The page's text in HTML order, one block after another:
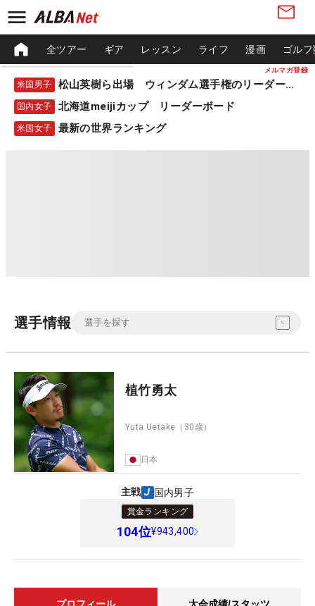
メルマガ登録
全ツアー ギア レッスン ライフ 漫画 ゴル
米国男子 松山英樹ら出場 ウィンダム選手権のリーダーボード
国内女子 北海道meijiカップ リーダーボード
米国女子 最新の世界ランキング
選手情報
植竹勇太
Yuta Uetake （30歳）
日本
主戦 国内男子
賞金ランキング
104位¥943,400